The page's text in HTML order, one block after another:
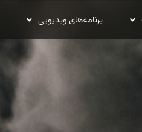
برنامه‌های ویدیویی